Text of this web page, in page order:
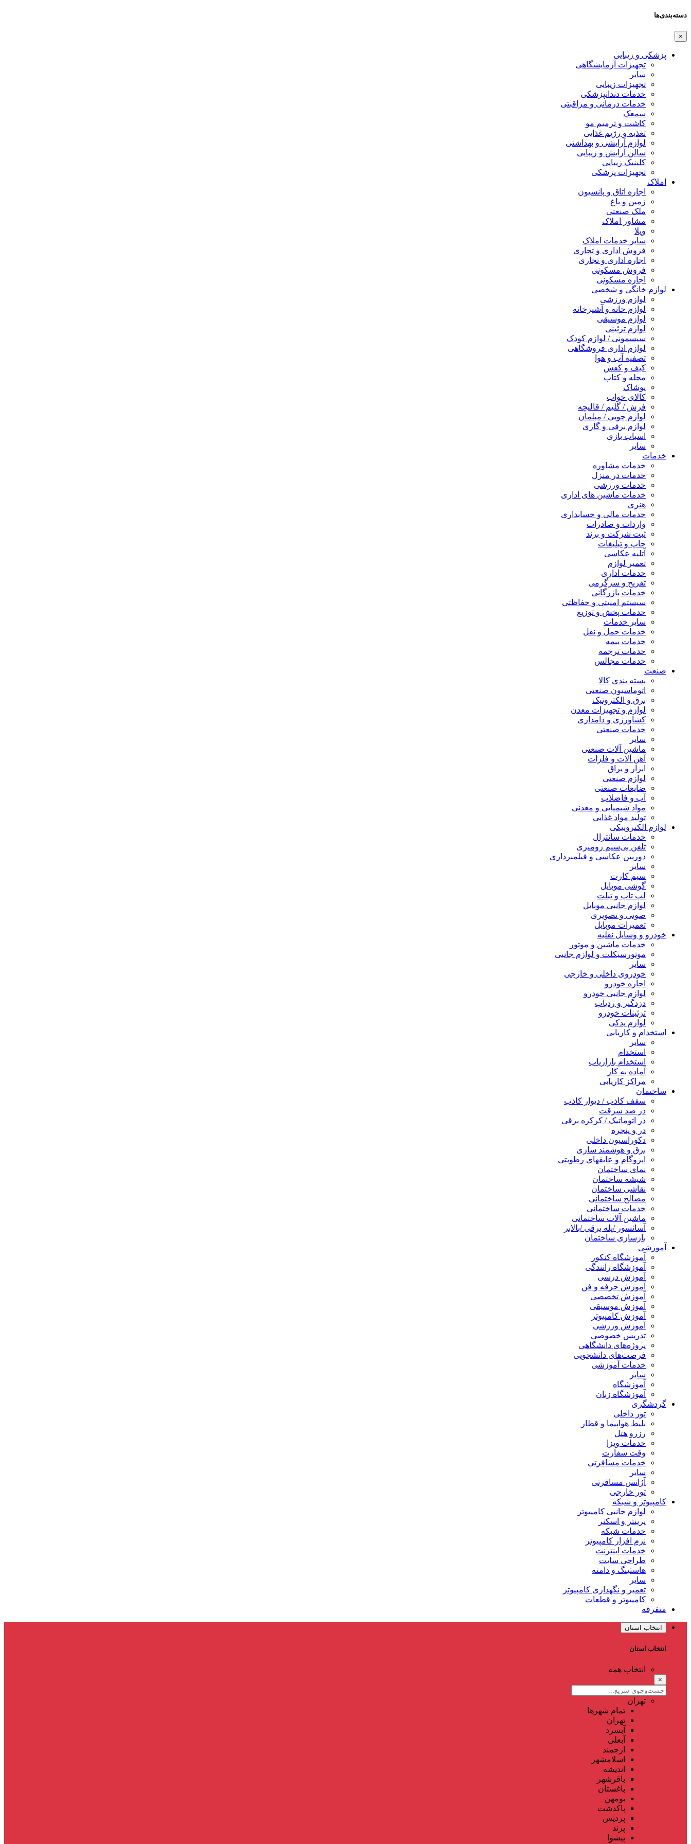
دسته‌بندی‌ها
×
پزشکی و زیبایی
تجهیزات آزمایشگاهی
سایر
تجهیزات زیبایی
خدمات دندانپزشکی
خدمات درمانی و مراقبتی
سمعک
کاشت و ترمیم مو
تغذیه و رژیم غذایی
لوازم آرایشی و بهداشتی
سالن آرایش و زیبایی
کلینیک زیبایی
تجهیزات پزشکی
املاک
اجاره اتاق و پانسیون
زمین و باغ
ملک صنعتی
مشاور املاک
ویلا
سایر خدمات املاک
فروش اداری و تجاری
اجاره اداری و تجاری
فروش مسکونی
اجاره مسکونی
لوازم خانگی و شخصی
لوازم ورزشی
لوازم خانه و آشپزخانه
لوازم موسیقی
لوازم تزئینی
سیسمونی / لوازم کودک
لوازم اداری فروشگاهی
تصفیه آب و هوا
کیف و کفش
مجله و کتاب
پوشاک
کالای خواب
فرش / گلیم / قالیچه
لوازم چوبی / مبلمان
لوازم برقی و گازی
اسباب بازی
سایر
خدمات
خدمات مشاوره
خدمات در منزل
خدمات ورزشی
خدمات ماشین های اداری
هنری
خدمات مالی و حسابداری
واردات و صادرات
ثبت شرکت و برند
چاپ و تبلیغات
آتلیه عکاسی
تعمیر لوازم
خدمات اداری
تفریح و سرگرمی
خدمات بازرگانی
سیستم امنیتی و حفاظتی
خدمات پخش و توزیع
سایر خدمات
خدمات حمل و نقل
خدمات بیمه
خدمات ترجمه
خدمات مجالس
صنعت
بسته بندی کالا
اتوماسیون صنعتی
برق و الکترونیک
لوازم و تجهیزات معدن
کشاورزی و دامداری
خدمات صنعتی
سایر
ماشین آلات صنعتی
آهن آلات و فلزات
ابزار و یراق
لوازم صنعتی
ضایعات صنعتی
آب و فاضلاب
مواد شیمیایی و معدنی
تولید مواد غذایی
لوازم الکترونیکی
خدمات سانترال
تلفن بی‌سیم رومیزی
دوربین عکاسی و فیلمبرداری
سایر
سیم کارت
گوشی موبایل
لپ تاپ و تبلت
لوازم جانبی موبایل
صوتی و تصویری
تعمیرات موبایل
خودرو و وسایل نقلیه
خدمات ماشین و موتور
موتورسیکلت و لوازم جانبی
سایر
خودروی داخلی و خارجی
اجاره خودرو
لوازم جانبی خودرو
دزدگیر و ردیاب
تزئینات خودرو
لوازم یدکی
استخدام و کاریابی
سایر
استخدام
استخدام بازاریاب
آماده به کار
مراکز کاریابی
ساختمان
سقف کاذب / دیوار کاذب
در ضد سرقت
در اتوماتیک / کرکره برقی
در و پنجره
دکوراسیون داخلی
برق و هوشمند سازی
ایزوگام و عایقهای رطوبتی
نمای ساختمان
شیشه ساختمان
نقاشی ساختمان
مصالح ساختمانی
خدمات ساختمانی
ماشین آلات ساختمانی
آسانسور /پله برقی /بالابر
بازسازی ساختمان
آموزشی
آموزشگاه کنکور
آموزشگاه رانندگی
آموزش درسی
آموزش حرفه و فن
آموزش تخصصی
آموزش موسیقی
آموزش کامپیوتر
آموزش ورزشی
تدریس خصوصی
پروژه‌های دانشگاهی
فرصت‌های دانشجویی
خدمات آموزشی
سایر
آموزشگاه
آموزشگاه زبان
گردشگری
تور داخلی
بلیط هواپیما و قطار
رزرو هتل
خدمات ویزا
وقت سفارت
خدمات مسافرتی
سایر
آژانس مسافرتی
تور خارجی
کامپیوتر و شبکه
لوازم جانبی کامپیوتر
پرینتر و اسکنر
خدمات شبکه
نرم افزار کامپیوتر
خدمات اینترنت
طراحی سایت
هاستینگ و دامنه
سایر
تعمیر و نگهداری کامپیوتر
کامپیوتر و قطعات
متفرقه
انتخاب استان
انتخاب استان
انتخاب همه
×
تهران
تمام شهر‌ها
تهران
آبسرد
آبعلی
ارجمند
اسلامشهر
اندیشه
باقرشهر
باغستان
بومهن
پاکدشت
پردیس
پرند
پیشوا